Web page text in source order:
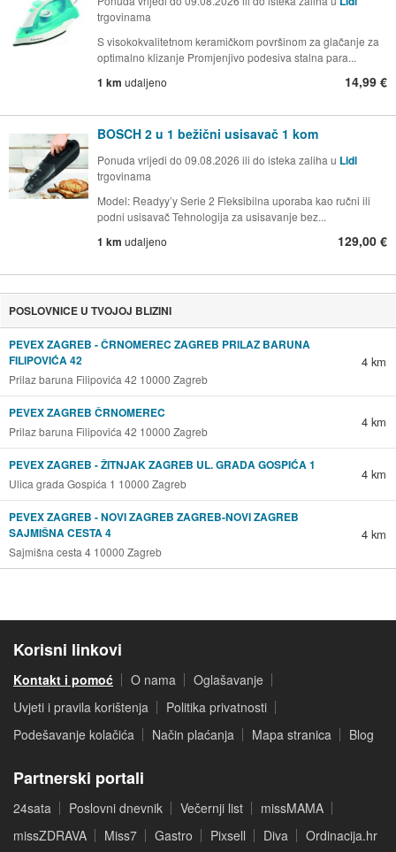
trgovinama
S visokokvalitetnom keramičkom površinom za glačanje za
optimalno klizanje Promjenjivo podesiva stalna para...
1 km udaljeno 14,99 €
BOSCH 2 u 1 bežični usisavač 1 kom
Ponuda vrijedi do 09.08.2026 ili do isteka zaliha u Lidl
trgovinama
Model: Readyy’y Serie 2 Fleksibilna uporaba kao ručni ili
podni usisavač Tehnologija za usisavanje bez...
1 km udaljeno 129,00 €
POSLOVNICE U TVOJOJ BLIZINI
PEVEX ZAGREB - ČRNOMEREC ZAGREB PRILAZ BARUNA
FILIPOVIĆA 42
Prilaz baruna Filipovića 42 10000 Zagreb
4 km
PEVEX ZAGREB ČRNOMEREC
Prilaz baruna Filipovića 42 10000 Zagreb
4 km
PEVEX ZAGREB - ŽITNJAK ZAGREB UL. GRADA GOSPIĆA 1
Ulica grada Gospića 1 10000 Zagreb
4 km
PEVEX ZAGREB - NOVI ZAGREB ZAGREB-NOVI ZAGREB
SAJMIŠNA CESTA 4
Sajmišna cesta 4 10000 Zagreb
4 km
Korisni linkovi
Kontakt i pomoć O nama
Oglašavanje
Uvjeti i pravila korištenja
Politika privatnosti
Podešavanje kolačića
Način plaćanja Mapa stranica Blog
Partnerski portali
24sata Poslovni dnevnik Večernji list
missMAMA
missZDRAVA
Miss7 Gastro Pixsell Diva Ordinacija.hr